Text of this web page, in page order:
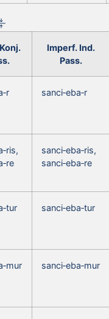
Imperf. Ind.
Pass.
sanci‑eba‑r
sanci‑eba‑ris,
sanci‑eba‑re
sanci‑eba‑tur
sanci‑eba‑mur